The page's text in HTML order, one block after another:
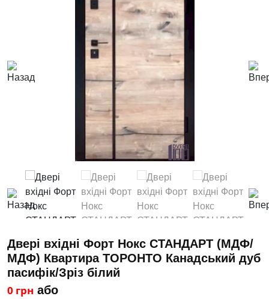
Двері вхідні Форт Нокс СТАНДАРТ (МДФ/
МДФ) Квартира ТОРОНТО Канадський дуб
пасифік/Зріз білий
0 грн або